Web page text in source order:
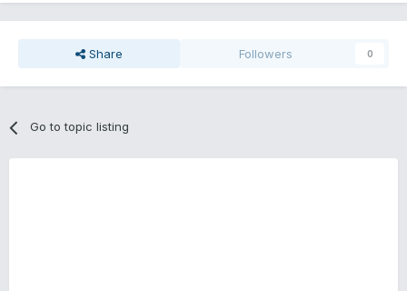
Share Followers 0
Go to topic listing